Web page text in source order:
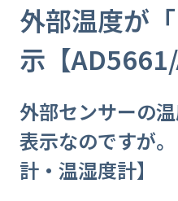
外部温度が
示【AD5661/
外部センサーの
表示なのですが
計・温湿度計】